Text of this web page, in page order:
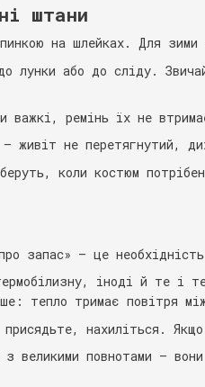
штани
на шлейках. Для
лунки або до сліду.
важкі, ремінь їх не
живіт не перетягнутий,
коли костюм
запас» — це
іноді й те і
тепло тримає повітря
нахиліться.
великими повнотами —